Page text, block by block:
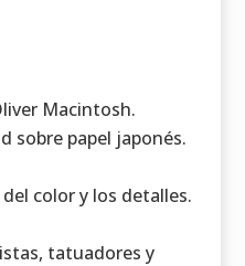
Macintosh.
sobre papel japonés.
color y los detalles.
tatuadores y